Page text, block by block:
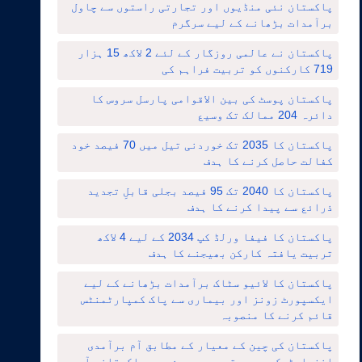
پاکستان نئی منڈیوں اور تجارتی راستوں سے چاول
برآمدات بڑھانے کے لیے سرگرم
پاکستان نے عالمی روزگار کے لئے 2 لاکھ 15 ہزار
719 کارکنوں کو تربیت فراہم کی
پاکستان پوسٹ کی بین الاقوامی پارسل سروس کا
دائرہ 204 ممالک تک وسیع
پاکستان کا 2035 تک خوردنی تیل میں 70 فیصد خود
کفالت حاصل کرنے کا ہدف
پاکستان کا 2040 تک 95 فیصد بجلی قابلِ تجدید
ذرائع سے پیدا کرنے کا ہدف
پاکستان کا فیفا ورلڈ کپ 2034 کے لیے 4 لاکھ
تربیت یافتہ کارکن بھیجنے کا ہدف
پاکستان کا لائیو سٹاک برآمدات بڑھانے کے لیے
ایکسپورٹ زونز اور بیماری سے پاک کمپارٹمنٹس
قائم کرنے کا منصوبہ
پاکستان کی چین کے معیار کے مطابق آم برآمدی